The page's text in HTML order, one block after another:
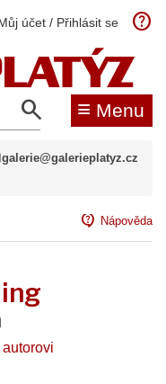
účet / Přihlásit se help
search ≡ Menu
galerie@galerieplatyz.cz
contact_support Nápověda